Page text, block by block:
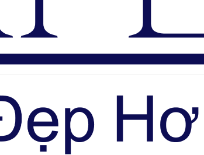
Đăng nhập